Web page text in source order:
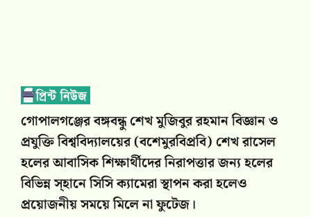
গোপালগঞ্জের বঙ্গবন্ধু শেখ মুজিবুর রহমান বিজ্ঞান ও
প্রযুক্তি বিশ্ববিদ্যালয়ের (বশেমুরবিপ্রবি) শেখ রাসেল
হলের আবাসিক শিক্ষার্থীদের নিরাপত্তার জন্য হলের
বিভিন্ন স্হানে সিসি ক্যামেরা স্থাপন করা হলেও
প্রয়োজনীয় সময়ে মিলে না ফুটেজ।